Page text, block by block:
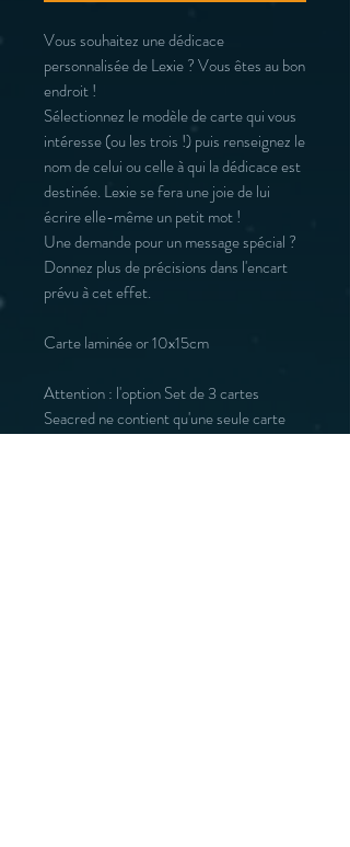
Vous souhaitez une dédicace
personnalisée de Lexie ? Vous êtes au bon
endroit !
Sélectionnez le modèle de carte qui vous
intéresse (ou les trois !) puis renseignez le
nom de celui ou celle à qui la dédicace est
destinée. Lexie se fera une joie de lui
écrire elle-même un petit mot !
Une demande pour un message spécial ?
Donnez plus de précisions dans l'encart
prévu à cet effet.
Carte laminée or 10x15cm
Attention : l'option Set de 3 cartes
Seacred ne contient qu'une seule carte